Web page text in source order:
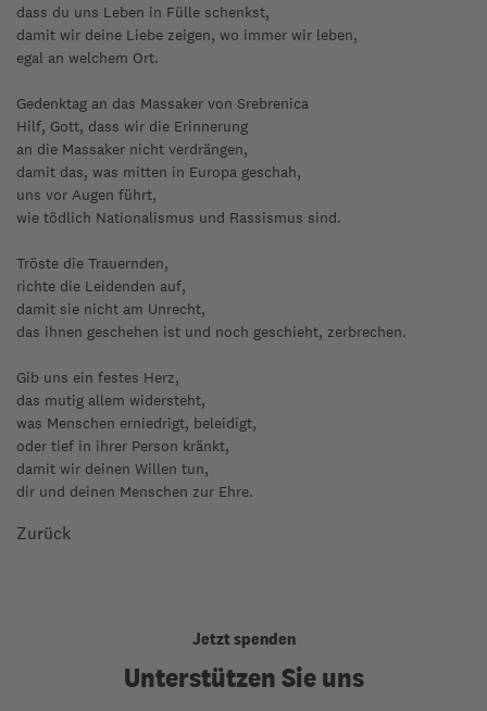
dass du uns Leben in Fülle schenkst,
damit wir deine Liebe zeigen, wo immer wir leben,
egal an welchem Ort.
Gedenktag an das Massaker von Srebrenica
Hilf, Gott, dass wir die Erinnerung
an die Massaker nicht verdrängen,
damit das, was mitten in Europa geschah,
uns vor Augen führt,
wie tödlich Nationalismus und Rassismus sind.
Tröste die Trauernden,
richte die Leidenden auf,
damit sie nicht am Unrecht,
das ihnen geschehen ist und noch geschieht, zerbrechen.
Gib uns ein festes Herz,
das mutig allem widersteht,
was Menschen erniedrigt, beleidigt,
oder tief in ihrer Person kränkt,
damit wir deinen Willen tun,
dir und deinen Menschen zur Ehre.
Zurück
Jetzt spenden
Unterstützen Sie uns